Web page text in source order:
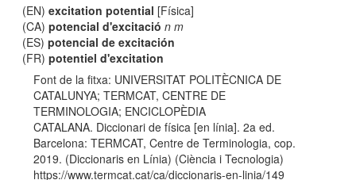
(EN)excitation potential [Física]
(CA)potencial d'excitació n m
(ES)potencial de excitación
(FR)potentiel d'excitation
Font de la fitxa: UNIVERSITAT POLITÈCNICA DE
CATALUNYA; TERMCAT, CENTRE DE
TERMINOLOGIA; ENCICLOPÈDIA
CATALANA. Diccionari de física [en línia]. 2a ed.
Barcelona: TERMCAT, Centre de Terminologia, cop.
2019. (Diccionaris en Línia) (Ciència i Tecnologia)
https://www.termcat.cat/ca/diccionaris-en-linia/149